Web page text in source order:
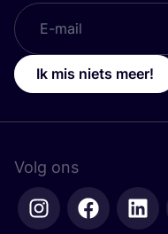
Ik mis niets meer!
Volg ons